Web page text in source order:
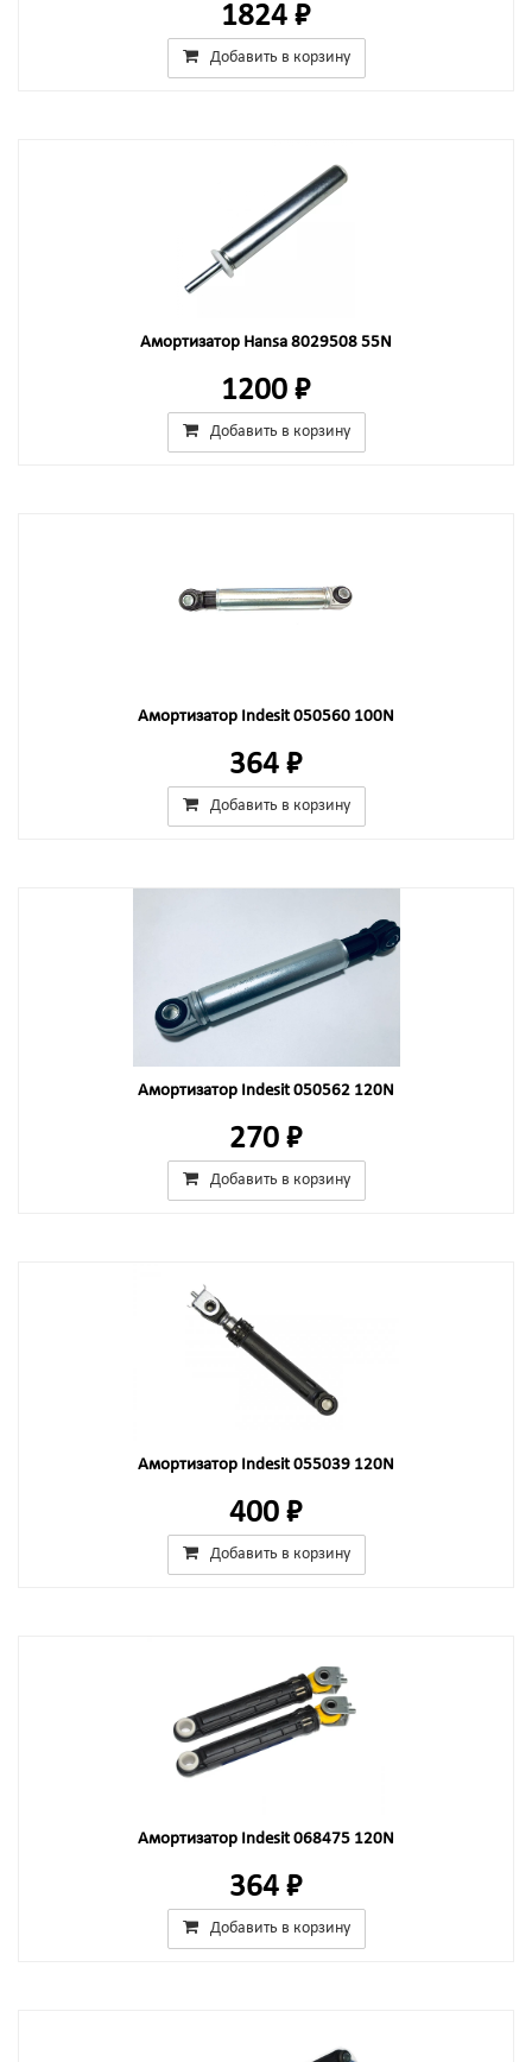
1824 ₽
Добавить в корзину
Амортизатор Hansa 8029508 55N
1200 ₽
Добавить в корзину
Амортизатор Indesit 050560 100N
364 ₽
Добавить в корзину
Амортизатор Indesit 050562 120N
270 ₽
Добавить в корзину
Амортизатор Indesit 055039 120N
400 ₽
Добавить в корзину
Амортизатор Indesit 068475 120N
364 ₽
Добавить в корзину